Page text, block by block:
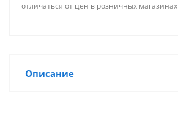
отличаться от цен в розничных магазинах
Описание